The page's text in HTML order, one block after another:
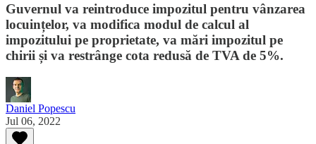
Guvernul va reintroduce impozitul pentru vânzarea
locuințelor, va modifica modul de calcul al
impozitului pe proprietate, va mări impozitul pe
chirii și va restrânge cota redusă de TVA de 5%.
Daniel Popescu
Jul 06, 2022